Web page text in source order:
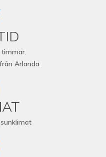
Arlanda.